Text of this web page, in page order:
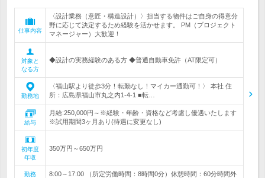
仕事内容
〈設計業務（意匠・構造設計）〉担当する物件はご自身の得意分
野に応じて決定するため経験を活かせます。 PM（プロジェクト
マネージャー）大歓迎！
対象と
なる方
◆設計の実務経験のある方 ◆普通自動車免許（AT限定可）
勤務地
〈福山駅より徒歩3分！転勤なし！マイカー通勤可！〉 本社 住
所：広島県福山市丸之内1-4-1 ■転…
給与
月給:250,000円～※経験・年齢・資格など考慮し優遇いたします
※試用期間3ヶ月あり(待遇に変更なし)
初年度
年収
350万円～650万円
勤務
8:00～17:00 （所定労働時間：8時間0分）休憩時間：60分時間外